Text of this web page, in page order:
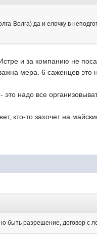
Волга) да и елочку в
и за компанию не
мера. 6 саженцев это
надо все
кто-то захочет на
быть разрешение, договор с